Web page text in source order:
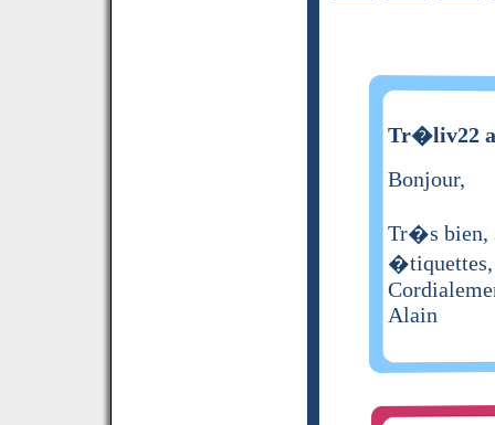
Tr�liv22
Bonjour,
Tr�s bien,
�tiquettes,
Alain